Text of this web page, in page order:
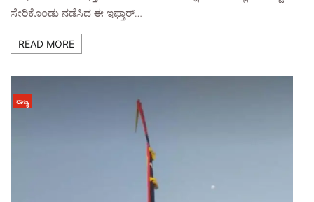
ಸೇರಿಕೊಂಡು ನಡೆಸಿದ ಈ ಇಫ್ತಾರ್…
READ MORE
ರಾಜ್ಯ